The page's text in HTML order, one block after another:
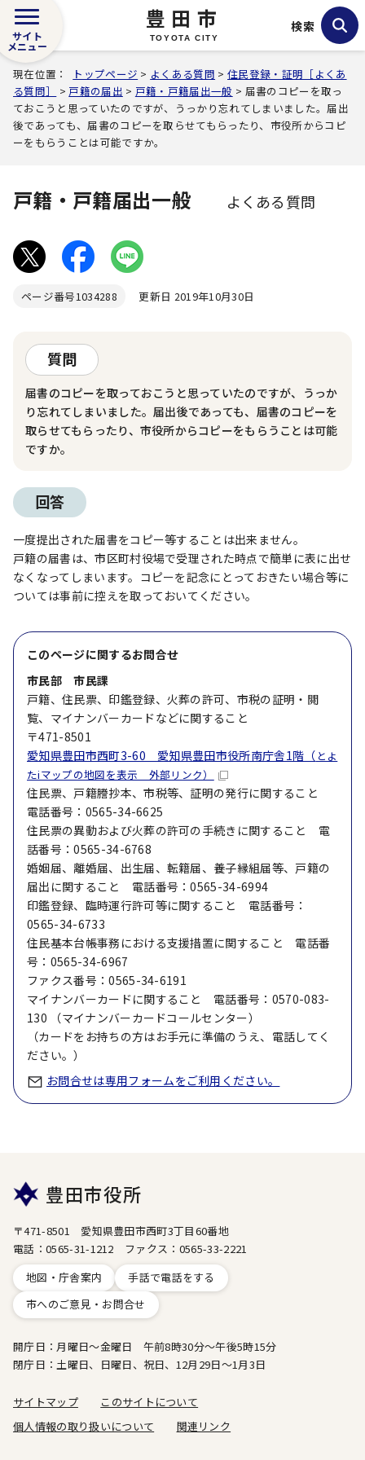
豊田市
TOYOTA CITY
サイト
メニュー
検索
現在位置： トップページ > よくある質問 >住民登録・証明［よくあ
る質問］
> 戸籍の届出 > 戸籍・戸籍届出一般 > 届書のコピーを取っ
ておこうと思っていたのですが、うっかり忘れてしまいました。届出
後であっても、届書のコピーを取らせてもらったり、市役所からコピ
ーをもらうことは可能ですか。
戸籍・戸籍届出一般 よくある質問
ページ番号1034288 更新日 2019年10月30日
質問
届書のコピーを取っておこうと思っていたのですが、うっか
り忘れてしまいました。届出後であっても、届書のコピーを
取らせてもらったり、市役所からコピーをもらうことは可能
ですか。
回答
一度提出された届書をコピー等することは出来ません。
戸籍の届書は、市区町村役場で受理された時点で簡単に表に出せ
なくなってしまいます。コピーを記念にとっておきたい場合等に
ついては事前に控えを取っておいてください。
このページに関するお問合せ
市民部 市民課
戸籍、住民票、印鑑登録、火葬の許可、市税の証明・閲
覧、マイナンバーカードなどに関すること
〒471-8501
愛知県豊田市西町3-60 愛知県豊田市役所南庁舎1階（ とよ
たiマップの地図を表示 外部リンク）
住民票、戸籍謄抄本、市税等、証明の発行に関すること
電話番号：0565-34-6625
住民票の異動および火葬の許可の手続きに関すること 電
話番号：0565-34-6768
婚姻届、離婚届、出生届、転籍届、養子縁組届等、戸籍の
届出に関すること 電話番号：0565-34-6994
印鑑登録、臨時運行許可等に関すること 電話番号：
0565-34-6733
住民基本台帳事務における支援措置に関すること 電話番
号：0565-34-6967
ファクス番号：0565-34-6191
マイナンバーカードに関すること 電話番号：0570-083-
130 （マイナンバーカードコールセンター）
（カードをお持ちの方はお手元に準備のうえ、電話してく
ださい。）
お問合せは専用フォームをご利用ください。
豊田市役所
〒471-8501 愛知県豊田市西町3丁目60番地
電話：0565-31-1212 ファクス：0565-33-2221
地図・庁舎案内
手話で電話をする
市へのご意見・お問合せ
開庁日：月曜日～金曜日 午前8時30分～午後5時15分
閉庁日：土曜日、日曜日、祝日、12月29日～1月3日
サイトマップ
このサイトについて
個人情報の取り扱いについて
関連リンク